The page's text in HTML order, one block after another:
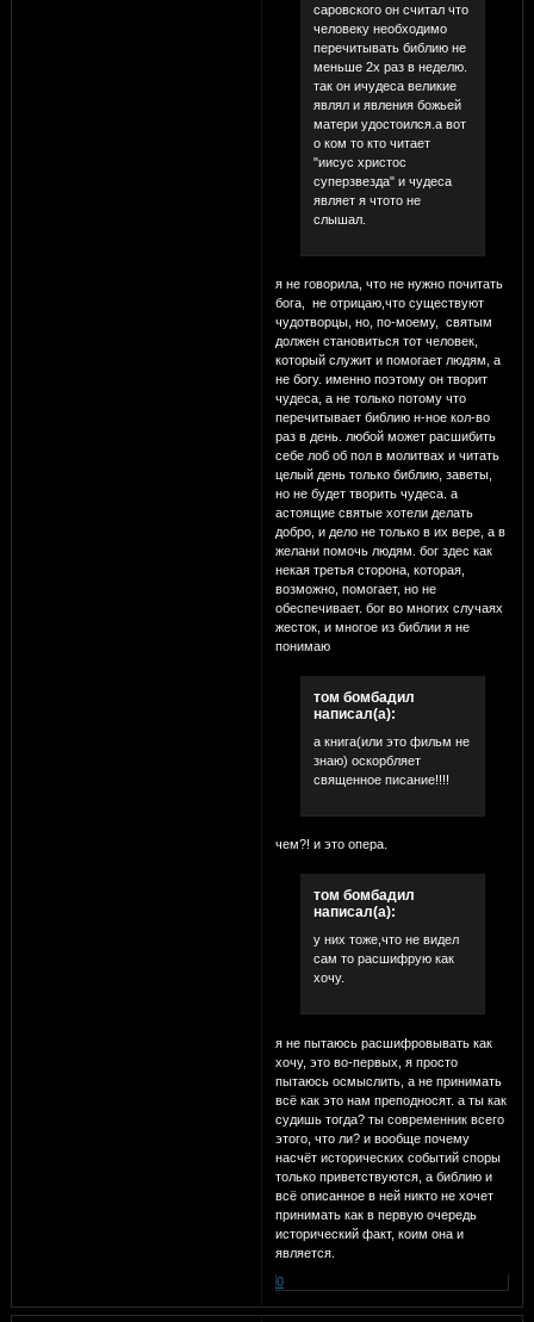
саровского он считал что
человеку необходимо
перечитывать библию не
меньше 2х раз в неделю.
так он ичудеса великие
являл и явления божьей
матери удостоился.а вот
о ком то кто читает
"иисус христос
суперзвезда" и чудеса
являет я чтото не
слышал.
я не говорила, что не нужно почитать
бога, не отрицаю,что существуют
чудотворцы, но, по-моему, святым
должен становиться тот человек,
который служит и помогает людям, а
не богу. именно поэтому он творит
чудеса, а не только потому что
перечитывает библию н-ное кол-во
раз в день. любой может расшибить
себе лоб об пол в молитвах и читать
целый день только библию, заветы,
но не будет творить чудеса. а
астоящие святые хотели делать
добро, и дело не только в их вере, а в
желани помочь людям. бог здес как
некая третья сторона, которая,
возможно, помогает, но не
обеспечивает. бог во многих случаях
жесток, и многое из библии я не
понимаю
том бомбадил
написал(а):
а книга(или это фильм не
знаю) оскорбляет
священное писание!!!!
чем?! и это опера.
том бомбадил
написал(а):
у них тоже,что не видел
сам то расшифрую как
хочу.
я не пытаюсь расшифровывать как
хочу, это во-первых, я просто
пытаюсь осмыслить, а не принимать
всё как это нам преподносят. а ты как
судишь тогда? ты современник всего
этого, что ли? и вообще почему
насчёт исторических событий споры
только приветствуются, а библию и
всё описанное в ней никто не хочет
принимать как в первую очередь
исторический факт, коим она и
является.
0